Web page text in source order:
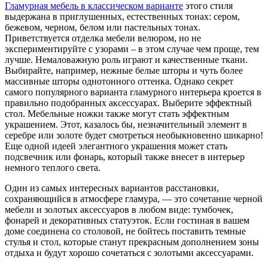
Гламурная мебель в классическом варианте этого стиля
выдержана в приглушенных, естественных тонах: сером,
бежевом, черном, белом или пастельных тонах.
Приветствуется отделка мебели велюром, но не
экспериментируйте с узорами – в этом случае чем проще, тем
лучше. Немаловажную роль играют и качественные ткани.
Выбирайте, например, нежные белые шторы и чуть более
массивные шторы однотонного оттенка. Однако секрет
самого популярного варианта гламурного интерьера кроется в
правильно подобранных аксессуарах. Выберите эффектный
стол. Мебельные ножки также могут стать эффектным
украшением. Этот, казалось бы, незначительный элемент в
серебре или золоте будет смотреться необыкновенно шикарно!
Еще одной идеей элегантного украшения может стать
подсвечник или фонарь, который также внесет в интерьер
немного теплого света.
Один из самых интересных вариантов расстановки,
сохраняющийся в атмосфере гламура, — это сочетание черной
мебели и золотых аксессуаров в любом виде: тумбочек,
фонарей и декоративных статуэток. Если гостиная в вашем
доме соединена со столовой, не бойтесь поставить темные
стулья и стол, которые станут прекрасным дополнением зоны
отдыха и будут хорошо сочетаться с золотыми аксессуарами.